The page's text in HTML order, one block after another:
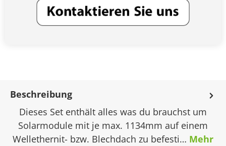
Beschreibung
Dieses Set enthält alles was du brauchst um
Solarmodule mit je max. 1134mm auf einem
Wellethernit- bzw. Blechdach zu befesti… Mehr